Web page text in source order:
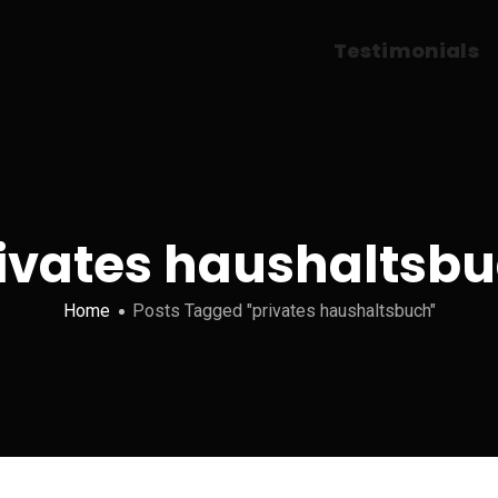
Testimonials
Home Posts Tagged "privates haushaltsbuch"